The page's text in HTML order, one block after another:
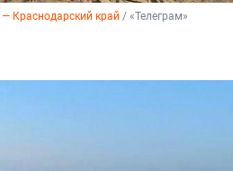
Краснодарский край / «Телеграм»